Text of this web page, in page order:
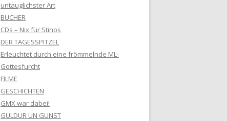
untauglichster Art
BÜCHER
CDs – Nix für Stinos
DER TAGESSPITZEL
Erleuchtet durch eine frömmelnde ML-
Gottesfurcht
FILME
GESCHICHTEN
GMX war dabei!
GULDUR UN GUNST